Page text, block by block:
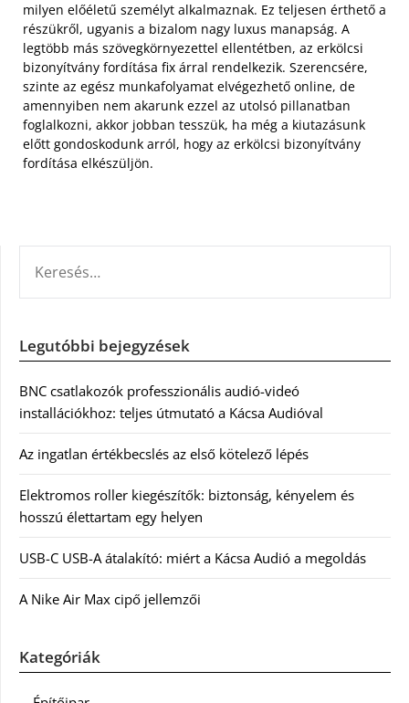
milyen előéletű személyt alkalmaznak. Ez teljesen érthető a
részükről, ugyanis a bizalom nagy luxus manapság. A
legtöbb más szövegkörnyezettel ellentétben, az erkölcsi
bizonyítvány fordítása fix árral rendelkezik. Szerencsére,
szinte az egész munkafolyamat elvégezhető online, de
amennyiben nem akarunk ezzel az utolsó pillanatban
foglalkozni, akkor jobban tesszük, ha még a kiutazásunk
előtt gondoskodunk arról, hogy az erkölcsi bizonyítvány
fordítása elkészüljön.
Legutóbbi bejegyzések
BNC csatlakozók professzionális audió-videó
installációkhoz: teljes útmutató a Kácsa Audióval
Az ingatlan értékbecslés az első kötelező lépés
Elektromos roller kiegészítők: biztonság, kényelem és
hosszú élettartam egy helyen
USB-C USB-A átalakító: miért a Kácsa Audió a megoldás
A Nike Air Max cipő jellemzői
Kategóriák